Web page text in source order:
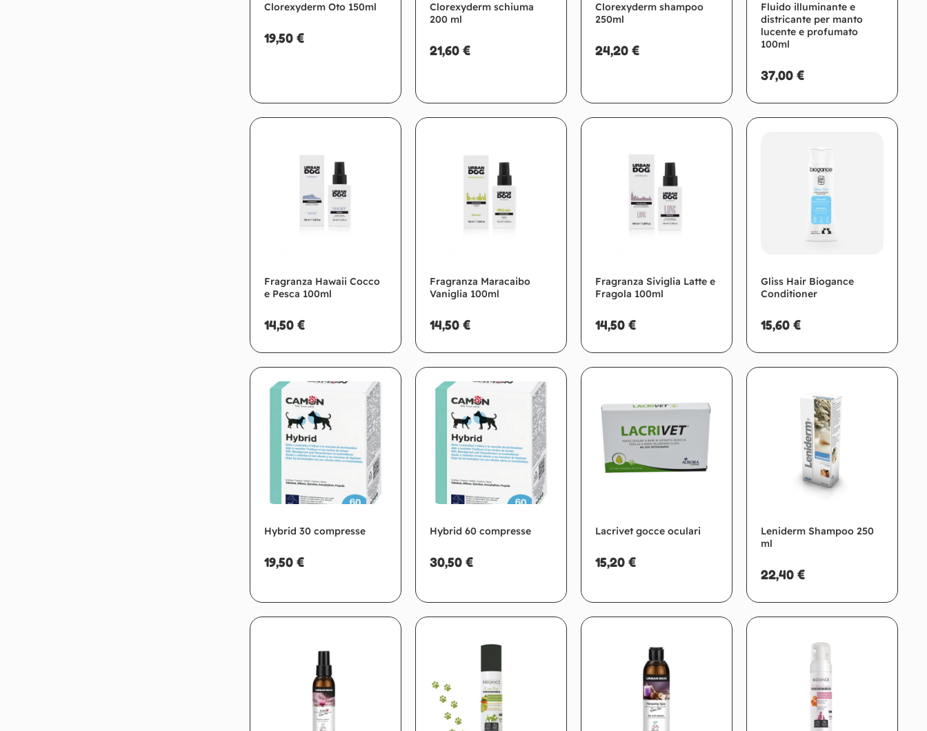
Clorexyderm Oto 150ml
19,50 €
Aggiungi al carrello
Clorexyderm schiuma
200 ml
21,60 €
Clorexyderm shampoo
250ml
24,20 €
Fluido illuminante e
districante per manto
lucente e profumato
100ml
37,00 €
Aggiungi al carrello
Fragranza Hawaii Cocco
e Pesca 100ml
14,50 €
Aggiungi al carrello
Fragranza Maracaibo
Vaniglia 100ml
14,50 €
Aggiungi al carrello
Fragranza Siviglia Latte e
Fragola 100ml
14,50 €
Aggiungi al carrello
Gliss Hair Biogance
Conditioner
15,60 €
Aggiungi al carrello
Hybrid 30 compresse
19,50 €
Aggiungi al carrello
Hybrid 60 compresse
30,50 €
Lacrivet gocce oculari
15,20 €
Aggiungi al carrello
Leniderm Shampoo 250
ml
22,40 €
Aggiungi al carrello